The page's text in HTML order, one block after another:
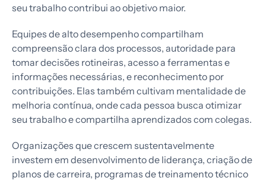
seu trabalho contribui ao objetivo maior.
Equipes de alto desempenho compartilham
compreensão clara dos processos, autoridade para
tomar decisões rotineiras, acesso a ferramentas e
informações necessárias, e reconhecimento por
contribuições. Elas também cultivam mentalidade de
melhoria contínua, onde cada pessoa busca otimizar
seu trabalho e compartilha aprendizados com colegas.
Organizações que crescem sustentavelmente
investem em desenvolvimento de liderança, criação de
planos de carreira, programas de treinamento técnico